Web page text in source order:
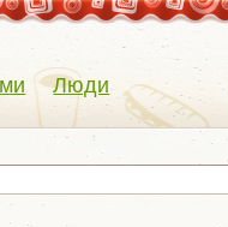
Люди